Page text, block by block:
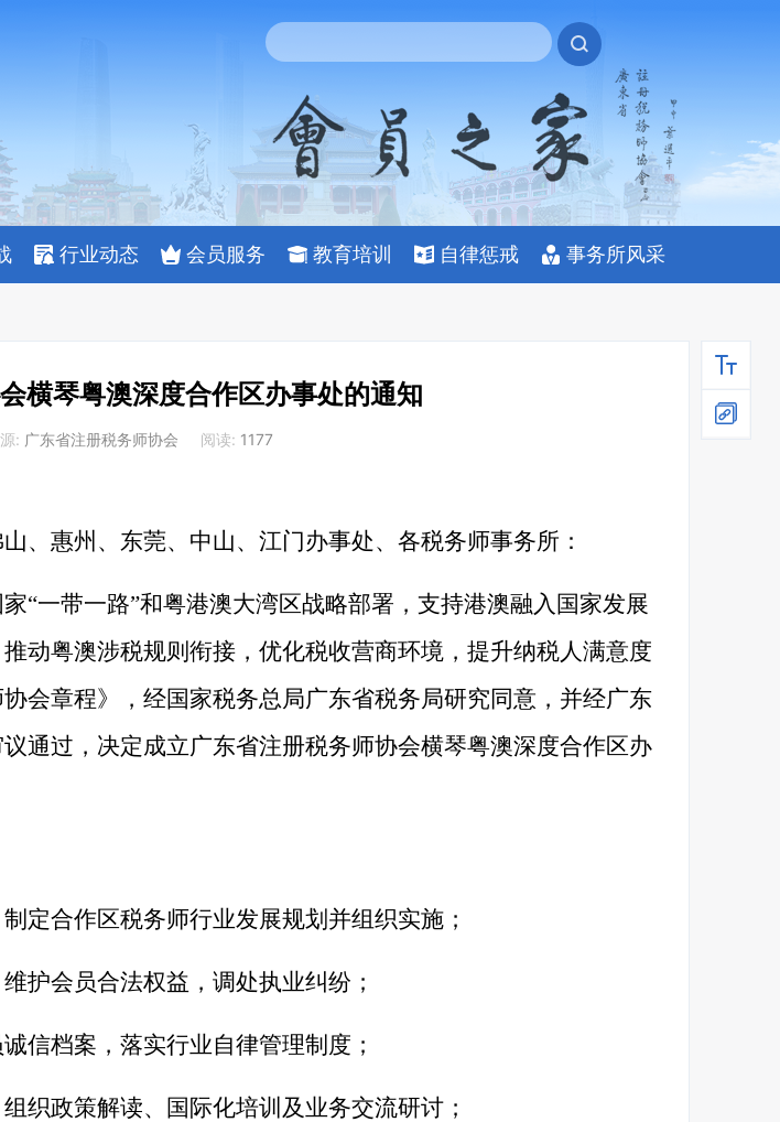
行业动态 会员服务 教育培训 自律惩戒 事务所风采
横琴粤澳深度合作区办事处的通知
广东省注册税务师协会 阅读 1177
、 惠州、东莞、中山、江门办事处、各税务师事务所：
“一带一路”和粤港澳大湾区战略部署，支持港澳融入国家发展
动粤澳涉税规则衔接，优化税收营商环境，提升纳税人满意度
会章程》，经国家税务总局广东省税务局研究同意，并经广东
通过，决定成立广东省注册税务师协会横琴粤澳深度合作区办
定合作区税务师行业发展规划并组织实施；
护会员合法权益，调处执业纠纷；
信档案，落实行业自律管理制度；
织政策解读、国际化培训及业务交流研讨；